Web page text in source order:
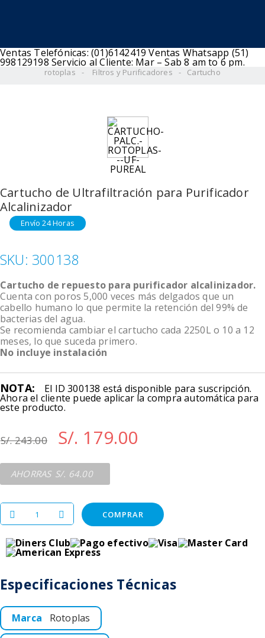
Ventas Telefónicas: (01)6142419 Ventas Whatsapp (51)
998129198 Servicio al Cliente: Mar – Sab 8 am to 6 pm.
rotoplas Filtros y Purificadores Cartucho
Cartucho de Ultrafiltración para Purificador
Alcalinizador
SKU: 300138
Cartucho de repuesto para purificador alcalinizador.
Cuenta con poros 5,000 veces más delgados que un
cabello humano lo que permite la retención del 99% de
bacterias del agua.
Se recomienda cambiar el cartucho cada 2250L o 10 a 12
meses, lo que suceda primero.
No incluye instalación
NOTA: El ID 300138 está disponible para suscripción.
Ahora el cliente puede aplicar la compra automática para
este producto.
S/. 243.00 S/. 179.00
S/. 64.00
COMPRAR
Especificaciones Técnicas
Marca Rotoplas